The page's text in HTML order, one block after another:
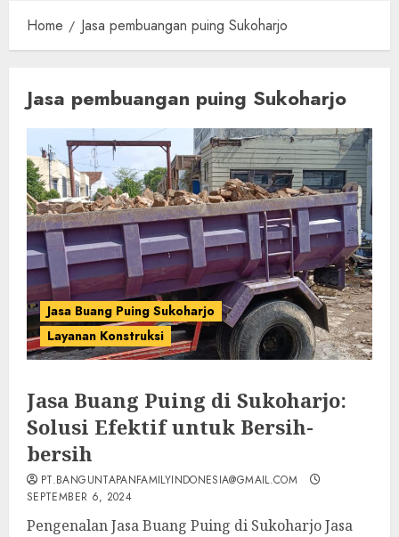
Home Jasa pembuangan puing Sukoharjo
Jasa pembuangan puing Sukoharjo
Jasa Buang Puing Sukoharjo
Layanan Konstruksi
Jasa Buang Puing di Sukoharjo:
Solusi Efektif untuk Bersih-
bersih
PT.BANGUNTAPANFAMILYINDONESIA@GMAIL.COM
SEPTEMBER 6, 2024
Pengenalan Jasa Buang Puing di Sukoharjo Jasa